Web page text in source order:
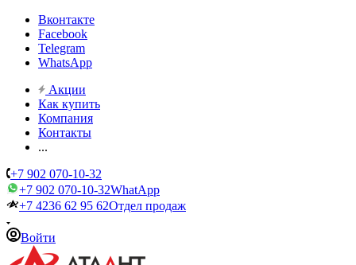
Вконтакте
Facebook
Telegram
WhatsApp
Акции
Как купить
Компания
Контакты
...
+7 902 070-10-32
+7 902 070-10-32WhatApp
+7 4236 62 95 62Отдел продаж
Войти